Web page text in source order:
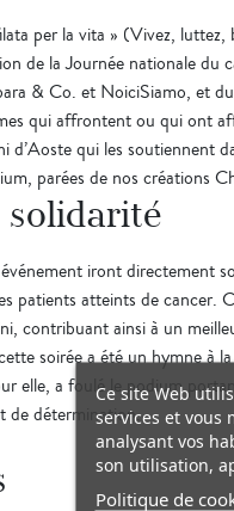
per la vita » (Vivez,
de la Journée nationale
& Co. et NoiciSiamo, et
qui affrontent ou qui ont
d’Aoste qui les soutiennent
parées de nos créations
solidarité
iront directement
patients atteints de cancer.
contribuant ainsi à un
soirée a été un hymne à
elle, a foulé le podium
de détermination.
Ce site Web
services et vous
analysant vos
son utilisation,
Politique de